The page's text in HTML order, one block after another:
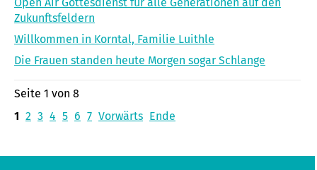
Zukunftsfeldern
Willkommen in Korntal, Familie Luithle
Die Frauen standen heute Morgen sogar Schlange
Seite 1 von 8
1 2 3 4 5 6 7 Vorwärts Ende